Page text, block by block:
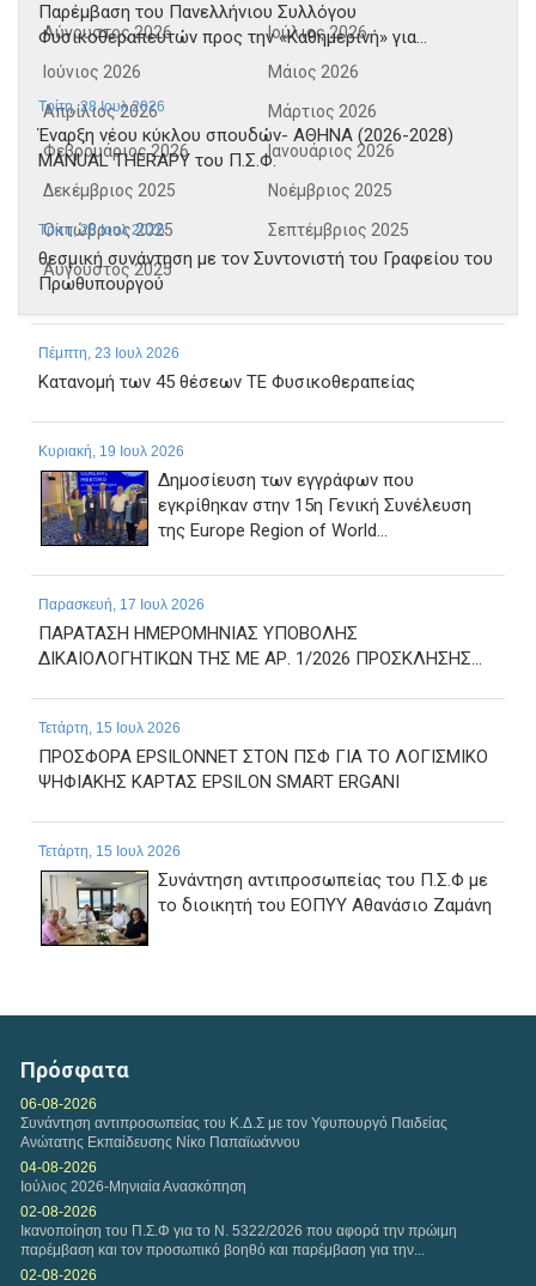
Παρέμβαση του Πανελλήνιου Συλλόγου
Φυσικοθεραπευτών προς την «Καθημερινή» για...
Τρίτη, 28 Ιουλ 2026
Έναρξη νέου κύκλου σπουδών- ΑΘΗΝΑ (2026-2028)
MANUAL THERAPY του Π.Σ.Φ.
Τρίτη, 28 Ιουλ 2026
θεσμική συνάντηση με τον Συντονιστή του Γραφείου του
Πρωθυπουργού
Πέμπτη, 23 Ιουλ 2026
Κατανομή των 45 θέσεων ΤΕ Φυσικοθεραπείας
Κυριακή, 19 Ιουλ 2026
Δημοσίευση των εγγράφων που
εγκρίθηκαν στην 15η Γενική Συνέλευση
της Europe Region of World...
Παρασκευή, 17 Ιουλ 2026
ΠΑΡΑΤΑΣΗ ΗΜΕΡΟΜΗΝΙΑΣ ΥΠΟΒΟΛΗΣ
ΔΙΚΑΙΟΛΟΓΗΤΙΚΩΝ ΤΗΣ ΜΕ ΑΡ. 1/2026 ΠΡΟΣΚΛΗΣΗΣ...
Τετάρτη, 15 Ιουλ 2026
ΠΡΟΣΦΟΡΑ EPSILONNET ΣΤΟΝ ΠΣΦ ΓΙΑ ΤΟ ΛΟΓΙΣΜΙΚΟ
ΨΗΦΙΑΚΗΣ ΚΑΡΤΑΣ EPSILON SMART ERGANI
Τετάρτη, 15 Ιουλ 2026
Συνάντηση αντιπροσωπείας του Π.Σ.Φ με
το διοικητή του ΕΟΠΥΥ Αθανάσιο Ζαμάνη
πιστωτικά τιμολόγια για το clawback για...
Κυριακή, 12 Ιουλ 2026
Η ΑΑΔΕ ανακοίνωσε παράταση υποβολής δηλώσεων
φορολογίας εισοδήματος μέχρι τα...
Κυριακή, 12 Ιουλ 2026
Ελληνική εκπροσώπηση στις Ομάδες Εργασίας της
Αύγουστος 2026 Ιούλιος 2026
Ιούνιος 2026 Μάιος 2026
Απρίλιος 2026 Μάρτιος 2026
Φεβρουάριος 2026 Ιανουάριος 2026
Δεκέμβριος 2025 Νοέμβριος 2025
Οκτώβριος 2025 Σεπτέμβριος 2025
Αύγουστος 2025
Πρόσφατα
06-08-2026
Συνάντηση αντιπροσωπείας του Κ.Δ.Σ με τον Υφυπουργό Παιδείας
Ανώτατης Εκπαίδευσης Νίκο Παπαϊωάννου
04-08-2026
Ιούλιος 2026-Μηνιαία Ανασκόπηση
02-08-2026
Ικανοποίηση του Π.Σ.Φ για το Ν. 5322/2026 που αφορά την πρώιμη
παρέμβαση και τον προσωπικό βοηθό και παρέμβαση για την...
02-08-2026